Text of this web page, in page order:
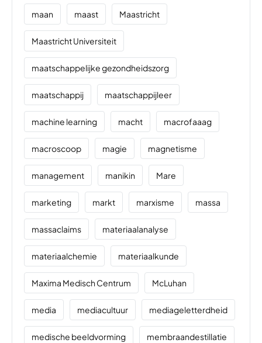
maan maast Maastricht
Maastricht Universiteit
maatschappelijke gezondheidszorg
maatschappij maatschappijleer
machine learning macht macrofaaag
macroscoop magie magnetisme
management manikin Mare
marketing markt marxisme massa
massaclaims materiaalanalyse
materiaalchemie materiaalkunde
Maxima Medisch Centrum McLuhan
media mediacultuur mediageletterdheid
medische beeldvorming membraandestillatie